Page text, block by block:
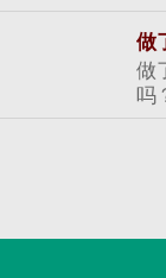
做
做
吗